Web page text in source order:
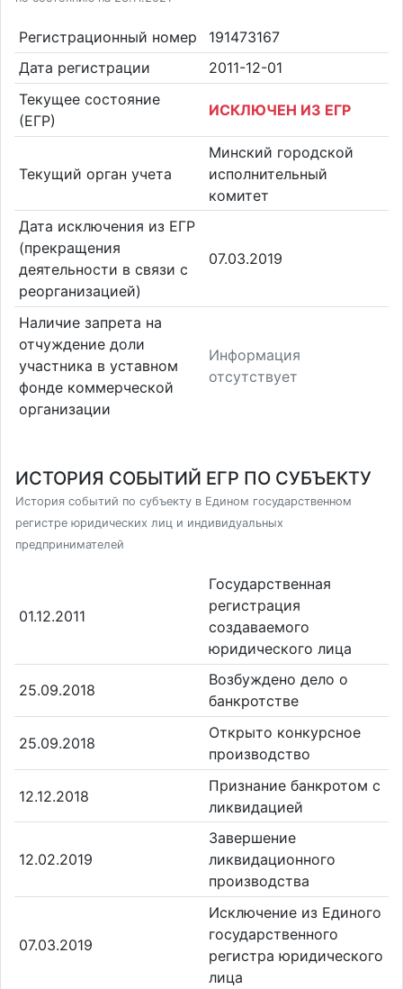
Регистрационный номер
191473167
Дата регистрации
2011-12-01
Текущее состояние
(ЕГР)
ИСКЛЮЧЕН ИЗ ЕГР
Текущий орган учета
Минский городской
исполнительный
комитет
Дата исключения из ЕГР
(прекращения
деятельности в связи с
реорганизацией)
07.03.2019
Наличие запрета на
отчуждение доли
участника в уставном
фонде коммерческой
организации
Информация
отсутствует
ИСТОРИЯ СОБЫТИЙ ЕГР ПО СУБЪЕКТУ
История событий по субъекту в Едином государственном
регистре юридических лиц и индивидуальных
предпринимателей
01.12.2011
Государственная
регистрация
создаваемого
юридического лица
25.09.2018
Возбуждено дело о
банкротстве
25.09.2018
Открыто конкурсное
производство
12.12.2018
Признание банкротом с
ликвидацией
12.02.2019
Завершение
ликвидационного
производства
07.03.2019
Исключение из Единого
государственного
регистра юридического
лица